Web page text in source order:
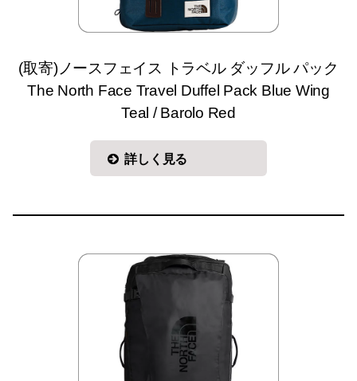
(取寄)ノースフェイス トラベル ダッフル パック
The North Face Travel Duffel Pack Blue Wing
Teal / Barolo Red
詳しく見る